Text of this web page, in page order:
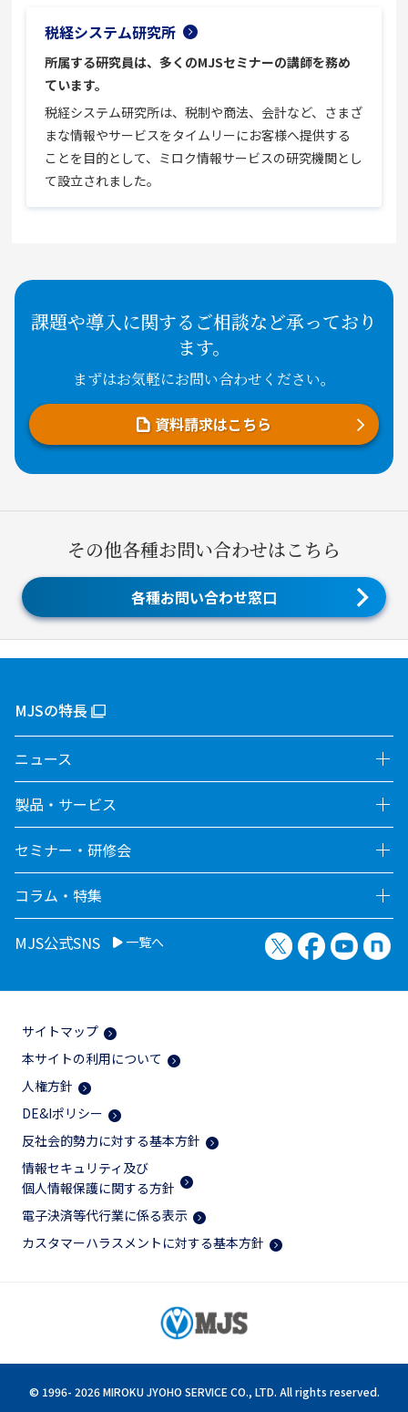
税経システム研究所
所属する研究員は、多くのMJSセミナーの講師を務め
ています。
税経システム研究所は、税制や商法、会計など、さまざ
まな情報やサービスをタイムリーにお客様へ提供する
ことを目的として、ミロク情報サービスの研究機関とし
て設立されました。
課題や導入に関するご相談など承っており
ます。
まずはお気軽にお問い合わせください。
資料請求はこちら
その他各種お問い合わせはこちら
各種お問い合わせ窓口
MJSの特長
ニュース
製品・サービス
セミナー・研修会
コラム・特集
MJS公式SNS 一覧へ X（旧Twitter）
Facebook
サイトマップ
本サイトの利用について
人権方針
DE&Iポリシー
反社会的勢力に対する基本方針
情報セキュリティ及び
個人情報保護に関する方針
電子決済等代行業に係る表示
カスタマーハラスメントに対する基本方針
© 1996- 2026 MIROKU JYOHO SERVICE CO., LTD. All rights reserved.